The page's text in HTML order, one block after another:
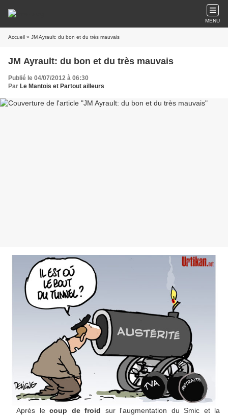
MENU
Accueil » JM Ayrault: du bon et du très mauvais
JM Ayrault: du bon et du très mauvais
Publié le 04/07/2012 à 06:30
Par Le Mantois et Partout ailleurs
Après le coup de froid sur l'augmentation du Smic et la